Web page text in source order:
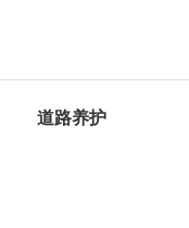
道路养护